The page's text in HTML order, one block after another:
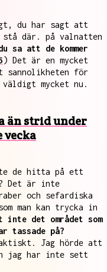
du har sagt att
stå där. på valnatten
sa att de kommer
) Det är en mycket
för
mycket nu.
än strid under
vecka
de hitta på ett
Det är inte
och sefardiska
man kan trycka in
inte det området som
tassade på?
Jag hörde att
jag har inte sett